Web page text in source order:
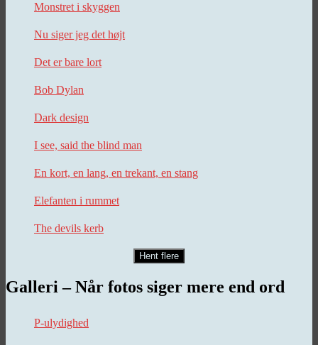
Monstret i skyggen
Nu siger jeg det højt
Det er bare lort
Bob Dylan
Dark design
I see, said the blind man
En kort, en lang, en trekant, en stang
Elefanten i rummet
The devils kerb
Hent flere
Galleri – Når fotos siger mere end ord
P-ulydighed